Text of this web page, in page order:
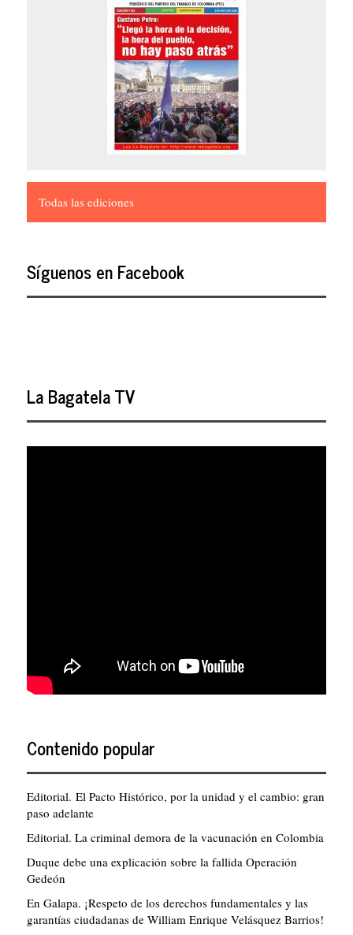
Todas las ediciones
Síguenos en Facebook
La Bagatela TV
Contenido popular
Editorial. El Pacto Histórico, por la unidad y el cambio: gran
paso adelante
Editorial. La criminal demora de la vacunación en Colombia
Duque debe una explicación sobre la fallida Operación
Gedeón
En Galapa. ¡Respeto de los derechos fundamentales y las
garantías ciudadanas de William Enrique Velásquez Barrios!